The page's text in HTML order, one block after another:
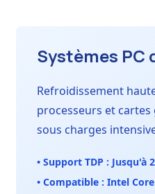
Systèmes PC
Refroidissement
processeurs et
sous charges
• Support TDP : Jusqu'à
• Compatible : Intel